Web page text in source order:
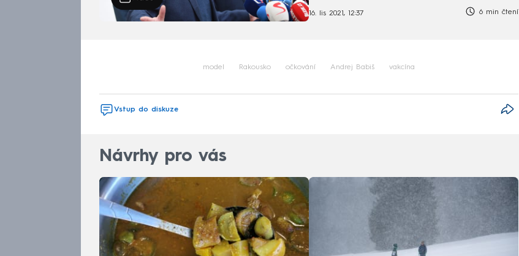
16. lis 2021, 12:37 6 min čtení
model Rakousko očkování Andrej Babiš vakcína
Vstup do diskuze
Návrhy pro vás